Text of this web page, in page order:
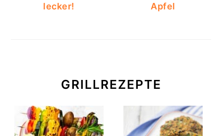
lecker!
Apfel
GRILLREZEPTE